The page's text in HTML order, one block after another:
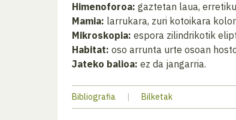
Himenoforoa: gaztetan laua,
Mamia: larrukara, zuri kotoikara
Mikroskopia: espora zilindrikotik
Habitat: oso arrunta urte osoan
Jateko balioa: ez da jangarria.
Bibliografia | Bilketak